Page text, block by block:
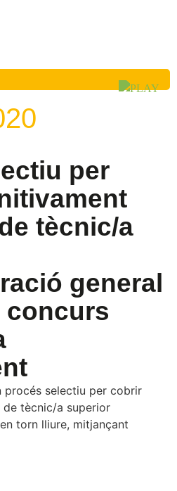
per
tècnic/a
general
concurs
procés selectiu per cobrir
tècnic/a superior
torn lliure, mitjançant